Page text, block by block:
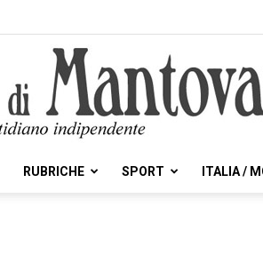
RUBRICHE SPORT ITALIA /